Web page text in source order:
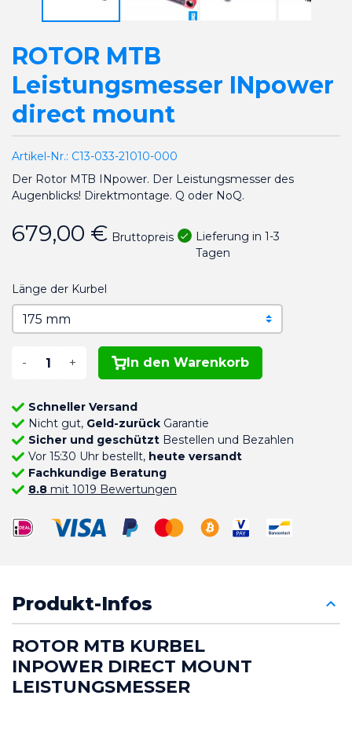
ROTOR MTB
Leistungsmesser INpower
direct mount
Artikel-Nr.: C13-033-21010-000
Der Rotor MTB INpower. Der Leistungsmesser des
Augenblicks! Direktmontage. Q oder NoQ.
679,00 € Bruttopreis
Lieferung in 1-3
Tagen
Länge der Kurbel
- + In den Warenkorb
Schneller Versand
Nicht gut, Geld-zurückGarantie
Sicher und geschütztBestellen und Bezahlen
Vor 15:30 Uhr bestellt, heute versandt
Fachkundige Beratung
8.8mit 1019 Bewertungen
Produkt-Infos
ROTOR MTB KURBEL
INPOWER DIRECT MOUNT
LEISTUNGSMESSER